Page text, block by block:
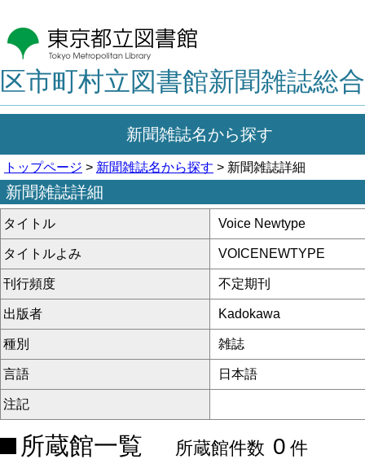
区市町村立図書館新聞雑誌総
新聞雑誌名から探す
トップページ > 新聞雑誌名から探す > 新聞雑誌詳細
新聞雑誌詳細
タイトル Voice Newtype
タイトルよみ VOICENEWTYPE
刊行頻度 不定期刊
出版者 Kadokawa
種別 雑誌
言語 日本語
注記
所蔵館一覧 所蔵館件数 0 件